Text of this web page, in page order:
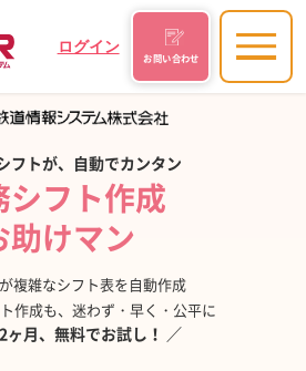
ログイン
お問い合わせ
フトが、自動でカンタン
シフト作成
助けマン
複雑なシフト表を自動作成
作成も、迷わず・早く・公平に
ヶ月、無料でお試し！ ／